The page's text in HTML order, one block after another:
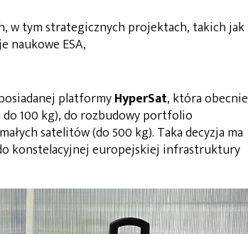
w tym strategicznych projektach, takich jak
naukowe ESA,
platformyHyperSat, która obecnie
100 kg), do rozbudowy portfolio
satelitów (do 500 kg). Taka decyzja ma
konstelacyjnej europejskiej infrastruktury